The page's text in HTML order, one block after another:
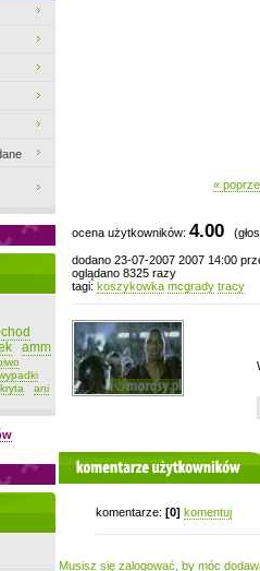
«
ocena użytkowników: 4.00
dodano 23-07-2007 2007 14:00
oglądano 8325 razy
tagi: koszykowka mcgrady tracy
komentarze użytkowników
komentarze: [0] komentuj
Musisz się zalogować, by móc
amm
ani
5